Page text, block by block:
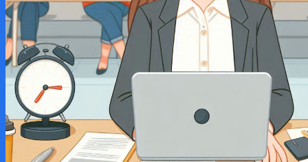
Make videos for you
Mentor wordpress
Danh mục Ảnh bán
Đăng ký Mentor Hành trình kết nối và phát triển
Tìm
kiếm:
Tìm
kiếm: